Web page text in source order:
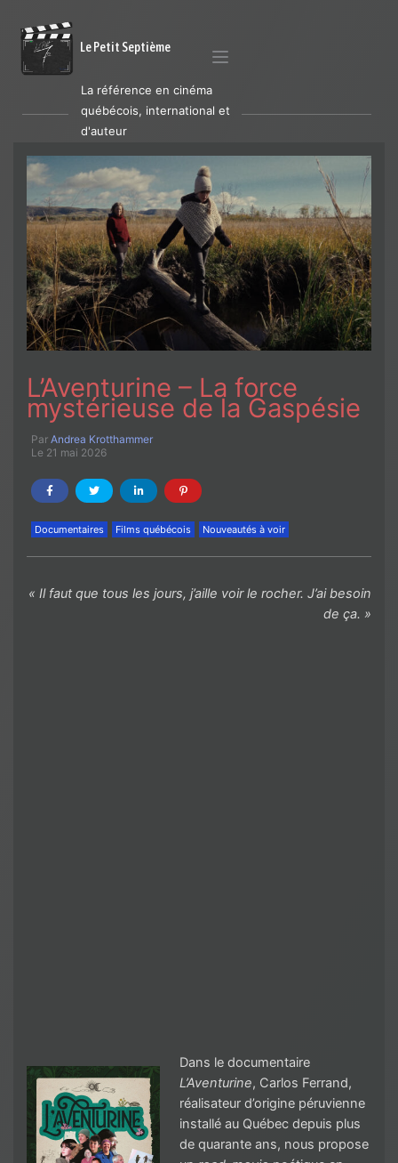
Le Petit Septième
La référence en cinéma
québécois, international et
d'auteur
L’Aventurine – La force
mystérieuse de la Gaspésie
Par Andrea Krotthammer
Le 21 mai 2026
Documentaires Films québécois Nouveautés à voir
« Il faut que tous les jours, j’aille voir le rocher. J’ai besoin
de ça. »
Dans le documentaire
L’Aventurine, Carlos Ferrand,
réalisateur d’origine péruvienne
installé au Québec depuis plus
de quarante ans, nous propose